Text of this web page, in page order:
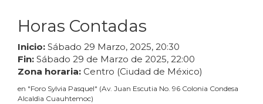
Horas Contadas
Inicio: Sábado 29 Marzo, 2025, 20:30
Fin: Sábado 29 de Marzo de 2025, 22:00
Zona horaria: Centro (Ciudad de México)
en "Foro Sylvia Pasquel" (Av. Juan Escutia No. 96 Colonia Condesa
Alcaldìa Cuauhtemoc)